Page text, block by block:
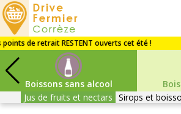
Corrèze
Boissons sans alcool
Jus de fruits et nectars Sirops et